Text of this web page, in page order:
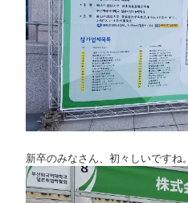
新卒のみなさん、初々しいですね。